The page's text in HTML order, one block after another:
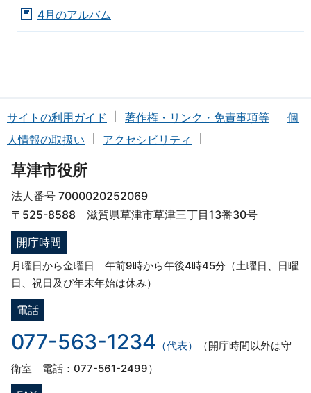
4月のアルバム
サイトの利用ガイド 著作権・リンク・免責事項等
個
人情報の取扱い
アクセシビリティ
草津市役所
法人番号 7000020252069
〒525-8588 滋賀県草津市草津三丁目13番30号
開庁時間
月曜日から金曜日 午前9時から午後4時45分（土曜日、日曜
日、祝日及び年末年始は休み）
電話
077-563-1234 （代表）
（開庁時間以外は守
衛室 電話：077-561-2499）